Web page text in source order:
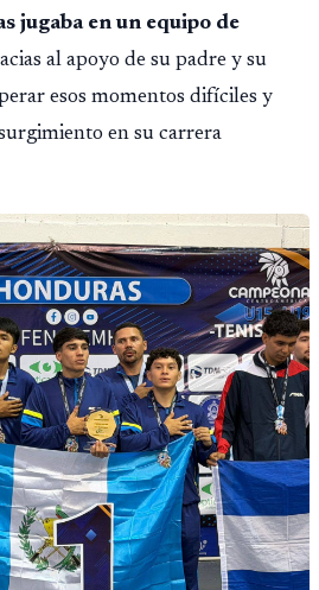
jugaba en un equipo de
al apoyo de su padre y su
esos momentos difíciles y
en su carrera